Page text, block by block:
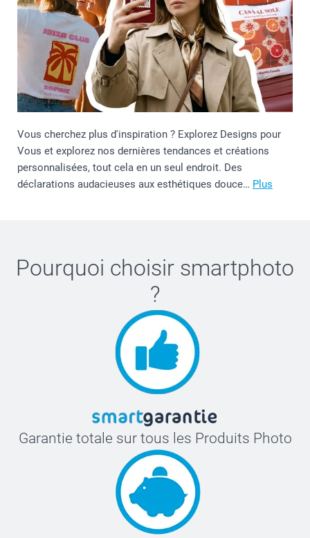
Vous cherchez plus d'inspiration ? Explorez Designs pour
Vous et explorez nos dernières tendances et créations
personnalisées, tout cela en un seul endroit. Des
déclarations audacieuses aux esthétiques douce… Plus
Pourquoi choisir smartphoto
?
Garantie totale sur tous les Produits Photo